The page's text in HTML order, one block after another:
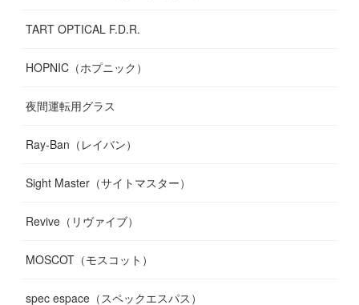
TART OPTICAL F.D.R.
HOPNIC（ホプニック）
夜間運転用グラス
Ray-Ban（レイバン）
Sight Master（サイトマスター）
Revive（リヴァイブ）
MOSCOT（モスコット）
spec espace（スペックエスパス）